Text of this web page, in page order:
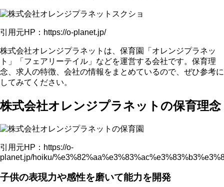
引用元HP：https://o-planet.jp/
株式会社オレンジプラネットは、保育園「オレンジプラネッ
ト」「フェアリーテイル」などを運営する会社です。保育理
念、求人の特徴、会社の情報をまとめているので、ぜひ参考に
してみてください。
株式会社オレンジプラネットの保育理念
引用元HP：https://o-
planet.jp/hoiku/
子供の表現力や感性を磨いて能力を開発